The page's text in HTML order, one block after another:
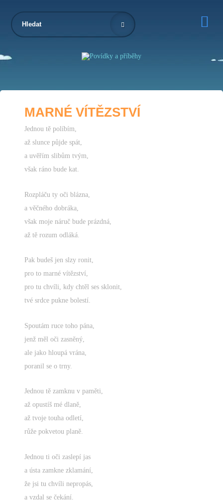

MARNÉ VÍTĚZSTVÍ
Jednou tě políbím,
až slunce půjde spát,
a uvěřím slibům tvým,
však ráno bude kat.
Rozpláču ty oči blázna,
a věčného dobráka,
však moje náruč bude prázdná,
až tě rozum odláká.
Pak budeš jen slzy ronit,
pro to marné vítězství,
pro tu chvíli, kdy chtěl ses sklonit,
tvé srdce pukne bolestí.
Spoutám ruce toho pána,
jenž měl oči zasněný,
ale jako hloupá vrána,
poranil se o trny.
Jednou tě zamknu v paměti,
až opustíš mé dlaně,
až tvoje touha odletí,
růže pokvetou planě.
Jednou ti oči zaslepí jas
a ústa zamkne zklamání,
že jsi tu chvíli nepropás,
a vzdal se čekání.